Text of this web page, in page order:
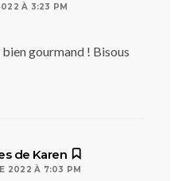
À 3:23 PM
gourmand ! Bisous
de Karen
2022 À 7:03 PM